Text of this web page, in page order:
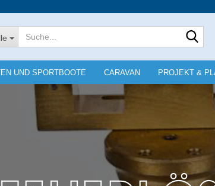
UND SPORTBOOTE CARAVAN PROJEKT &